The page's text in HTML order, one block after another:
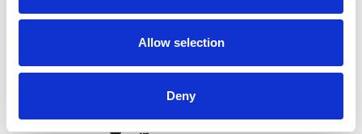
Allow selection
Deny